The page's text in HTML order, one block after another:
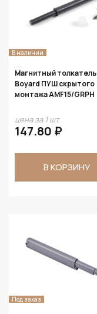
В наличии
Магнитный толкатель
Boyard ПУШ скрытого
монтажа AMF15/GRPH
цена за 1 шт
147.80 ₽
В КОРЗИНУ
Под заказ